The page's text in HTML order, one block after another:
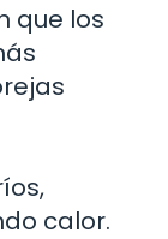
que los
calor.